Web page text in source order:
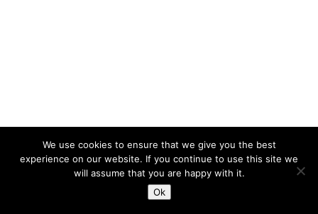
We use cookies to ensure that we give you the best
experience on our website. If you continue to use this site we
will assume that you are happy with it.
Ok